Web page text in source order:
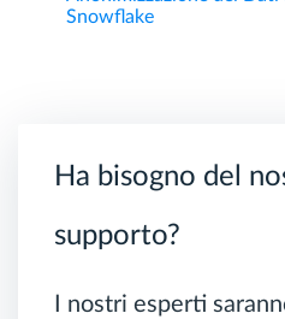
Snowflake
Ha bisogno del
supporto?
I nostri esperti